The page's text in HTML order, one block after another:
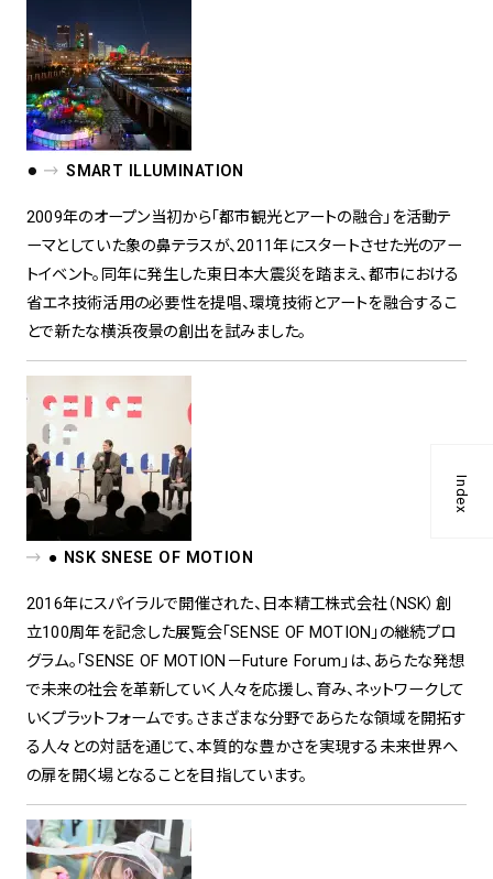
Index
● SMART ILLUMINATION
2009年のオープン当初から「都市観光とアートの融合」を活動テ
ーマとしていた象の鼻テラスが、2011年にスタートさせた光のアー
トイベント。同年に発生した東日本大震災を踏まえ、都市における
省エネ技術活用の必要性を提唱、環境技術とアートを融合するこ
とで新たな横浜夜景の創出を試みました。
● NSK SNESE OF MOTION
2016年にスパイラルで開催された、日本精工株式会社（NSK）創
立100周年を記念した展覧会「SENSE OF MOTION」の継続プロ
グラム。「SENSE OF MOTION－Future Forum」は、あらたな発想
で未来の社会を革新していく人々を応援し、育み、ネットワークして
いくプラットフォームです。さまざまな分野であらたな領域を開拓す
る人々との対話を通じて、本質的な豊かさを実現する未来世界へ
の扉を開く場となることを目指しています。